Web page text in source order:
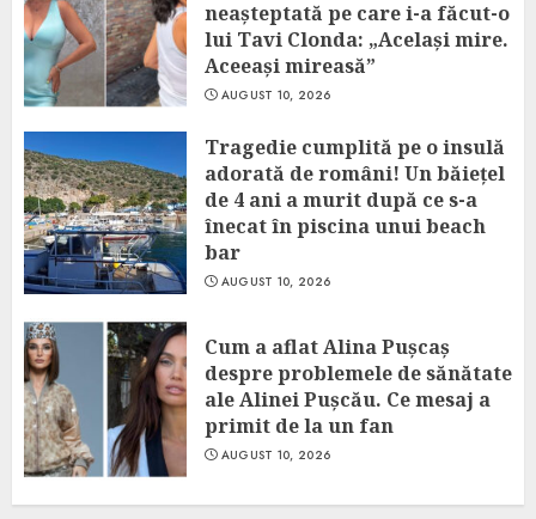
neașteptată pe care i-a făcut-o
lui Tavi Clonda: „Același mire.
Aceeași mireasă”
AUGUST 10, 2026
Tragedie cumplită pe o insulă
adorată de români! Un băiețel
de 4 ani a murit după ce s-a
înecat în piscina unui beach
bar
AUGUST 10, 2026
Cum a aflat Alina Pușcaș
despre problemele de sănătate
ale Alinei Pușcău. Ce mesaj a
primit de la un fan
AUGUST 10, 2026